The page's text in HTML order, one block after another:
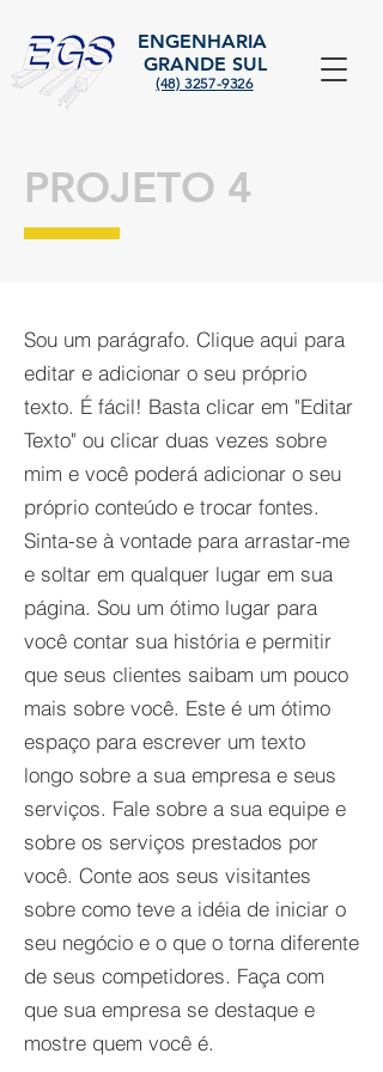
ENGENHARIA
GRANDE SUL
(48) 3257-9326
PROJETO 4
Sou um parágrafo. Clique aqui para
editar e adicionar o seu próprio
texto. É fácil! Basta clicar em "Editar
Texto" ou clicar duas vezes sobre
mim e você poderá adicionar o seu
próprio conteúdo e trocar fontes.
Sinta-se à vontade para arrastar-me
e soltar em qualquer lugar em sua
página. Sou um ótimo lugar para
você contar sua história e permitir
que seus clientes saibam um pouco
mais sobre você. Este é um ótimo
espaço para escrever um texto
longo sobre a sua empresa e seus
serviços. Fale sobre a sua equipe e
sobre os serviços prestados por
você. Conte aos seus visitantes
sobre como teve a idéia de iniciar o
seu negócio e o que o torna diferente
de seus competidores. Faça com
que sua empresa se destaque e
mostre quem você é.